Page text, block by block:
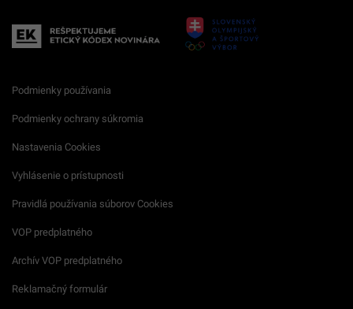
Podmienky používania
Podmienky ochrany súkromia
Nastavenia Cookies
Vyhlásenie o prístupnosti
Pravidlá používania súborov Cookies
VOP predplatného
Archív VOP predplatného
Reklamačný formulár